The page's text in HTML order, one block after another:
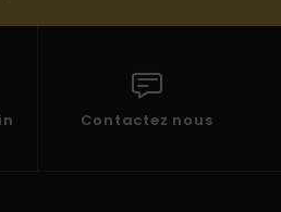
Contactez nous